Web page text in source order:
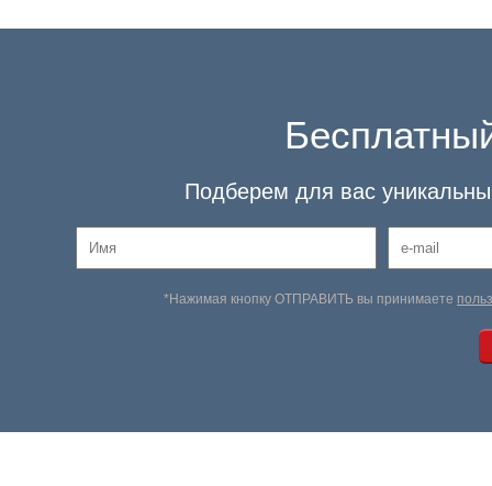
Подберем для вас
*Нажимая кнопку ОТПРАВИТЬ вы принимаете